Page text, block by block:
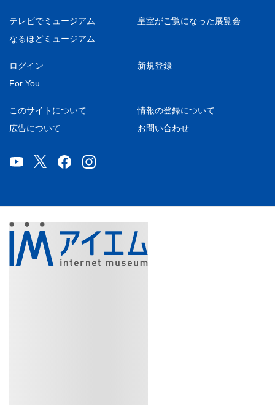
テレビでミュージアム
皇室がご覧になった展覧会
なるほどミュージアム
ログイン
新規登録
For You
このサイトについて
情報の登録について
広告について
お問い合わせ